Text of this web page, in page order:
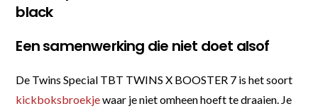
black
Een samenwerking die niet doet alsof
De Twins Special TBT TWINS X BOOSTER 7 is het soort
kickboksbroekjewaar je niet omheen hoeft te draaien. Je